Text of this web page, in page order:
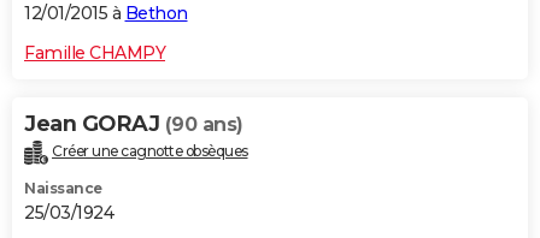
12/01/2015 à Bethon
Famille CHAMPY
Jean GORAJ (90 ans)
Créer une cagnotte obsèques
Naissance
25/03/1924